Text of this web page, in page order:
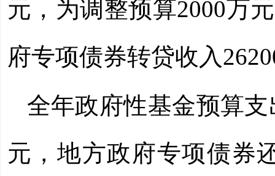
元，为调整预算2000万
府专项债券转贷收入
全年政府性基金预算
元，地方政府专项债券